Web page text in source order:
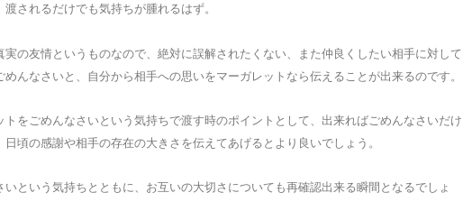
渡されるだけでも気持ちが腫れるはず。
実の友情というものなので、絶対に誤解されたくない、また仲良くしたい相手に対して
めんなさいと、自分から相手への思いをマーガレットなら伝えることが出来るのです。
トをごめんなさいという気持ちで渡す時のポイントとして、出来ればごめんなさいだけ
日頃の感謝や相手の存在の大きさを伝えてあげるとより良いでしょう。
いという気持ちとともに、お互いの大切さについても再確認出来る瞬間となるでしょ